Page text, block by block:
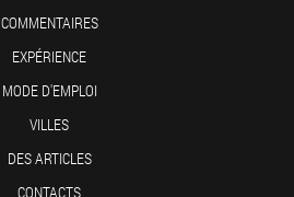
COMMENTAIRES
EXPÉRIENCE
MODE D'EMPLOI
VILLES
DES ARTICLES
CONTACTS